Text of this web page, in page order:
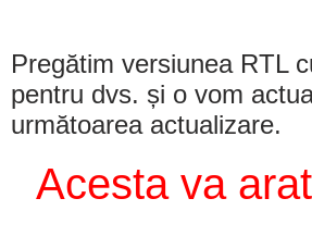
Pregătim versiunea RTL
pentru dvs. și o vom
următoarea actualizare.
Acesta va